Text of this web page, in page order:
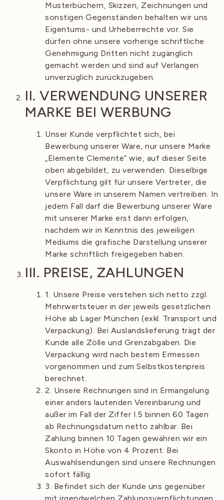
Musterbüchern, Skizzen, Zeichnungen und
sonstigen Gegenständen behalten wir uns
Eigentums- und Urheberrechte vor. Sie
dürfen ohne unsere vorherige schriftliche
Genehmigung Dritten nicht zugänglich
gemacht werden und sind auf Verlangen
unverzüglich zurückzugeben.
II. VERWENDUNG UNSERER
MARKE BEI WERBUNG
Unser Kunde verpflichtet sich, bei
Bewerbung unserer Ware, nur unsere Marke
„Elemente Clemente“ wie, auf dieser Seite
oben abgebildet, zu verwenden. Dieselbige
Verpflichtung gilt für unsere Vertreter, die
unsere Ware in unserem Namen vertreiben. In
jedem Fall darf die Bewerbung unserer Ware
mit unserer Marke erst dann erfolgen,
nachdem wir in Kenntnis des jeweiligen
Mediums die grafische Darstellung unserer
Marke schriftlich freigegeben haben.
III. PREISE, ZAHLUNGEN
1. Unsere Preise verstehen sich netto zzgl.
Mehrwertsteuer in der jeweils gesetzlichen
Höhe ab Lager München (exkl. Transport und
Verpackung). Bei Auslandslieferung trägt der
Kunde alle Zölle und Grenzabgaben. Die
Verpackung wird nach bestem Ermessen
vorgenommen und zum Selbstkostenpreis
berechnet.
2. Unsere Rechnungen sind in Ermangelung
einer anders lautenden Vereinbarung und
außer im Fall der Ziffer I.5 binnen 60 Tagen
ab Rechnungsdatum netto zahlbar. Bei
Zahlung binnen 10 Tagen gewähren wir ein
Skonto in Höhe von 4 Prozent. Bei
Auswahlsendungen sind unsere Rechnungen
sofort fällig.
3. Befindet sich der Kunde uns gegenüber